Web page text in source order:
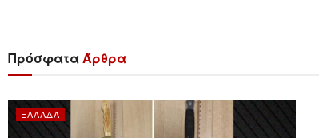
ΠρόσφαταΆρθρα
ΕΛΛΆΔΑ